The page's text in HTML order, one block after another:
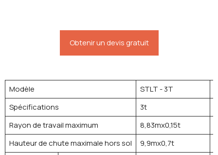
Obtenir un devis gratuit
Modèle STLT - 3T
Spécifications
3t
Rayon de travail maximum
8,83mx0,15t
Hauteur de chute maximale hors sol
9,9mx0,7t